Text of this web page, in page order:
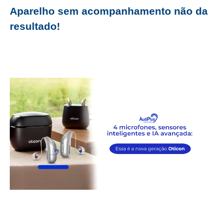
Aparelho sem acompanhamento não da
resultado!